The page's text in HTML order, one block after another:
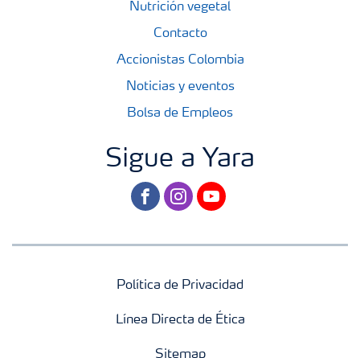
Nutrición vegetal
Contacto
Accionistas Colombia
Noticias y eventos
Bolsa de Empleos
Sigue a Yara
facebookinstagram
youtube
Política de Privacidad
Línea Directa de Ética
Sitemap